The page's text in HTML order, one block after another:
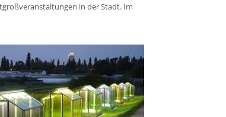
in der Stadt. Im